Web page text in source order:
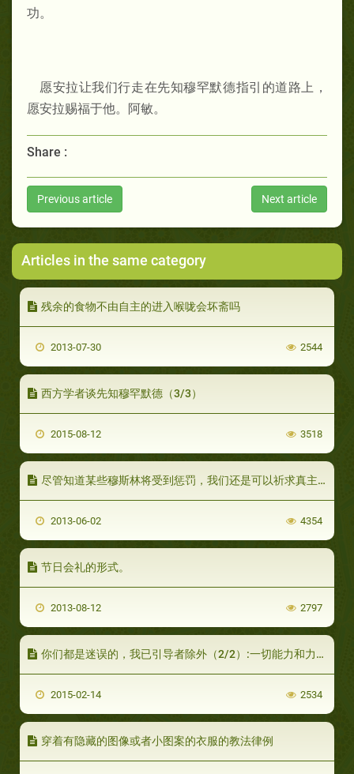
功。
愿安拉让我们行走在先知穆罕默德指引的道路上，
愿安拉赐福于他。阿敏。
Share :
Previous article Next article
Articles in the same category
残余的食物不由自主的进入喉咙会坏斋吗
2013-07-30 2544
西方学者谈先知穆罕默德（3/3）
2015-08-12 3518
尽管知道某些穆斯林将受到惩罚，我们还是可以祈求真主宽恕全体穆斯林吗？
2013-06-02 4354
节日会礼的形式。
2013-08-12 2797
你们都是迷误的，我已引导者除外（2/2）:一切能力和力量只来自真主
2015-02-14 2534
穿着有隐藏的图像或者小图案的衣服的教法律例